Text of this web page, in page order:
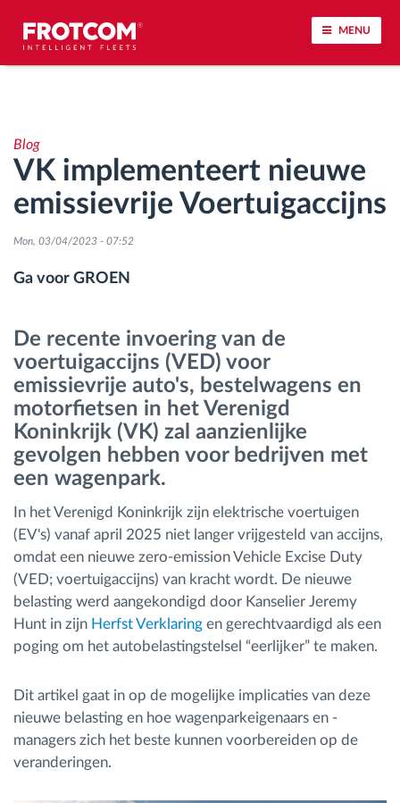
MENU
Rijgedrag analyse
Controle van rijtijden
Personeelsbeheer
Toegangsbeheer
Brandstofbeheer
Routeplanning en -monitoring
Ontdek alle functies
Hoe we de noden van elke vlootactiviteit
Besparingscalculator
Blog
VK implementeert nieuwe
emissievrije Voertuigaccijns
Mon, 03/04/2023 - 07:52
Ga voor GROEN
De recente invoering van de
voertuigaccijns (VED) voor
emissievrije auto's, bestelwagens en
motorfietsen in het Verenigd
Koninkrijk (VK) zal aanzienlijke
gevolgen hebben voor bedrijven met
een wagenpark.
In het Verenigd Koninkrijk zijn elektrische voertuigen
(EV's) vanaf april 2025 niet langer vrijgesteld van accijns,
omdat een nieuwe zero-emission Vehicle Excise Duty
(VED; voertuigaccijns) van kracht wordt. De nieuwe
belasting werd aangekondigd door Kanselier Jeremy
Hunt in zijn Herfst Verklaring en gerechtvaardigd als een
poging om het autobelastingstelsel “eerlijker” te maken.
Dit artikel gaat in op de mogelijke implicaties van deze
nieuwe belasting en hoe wagenparkeigenaars en -
managers zich het beste kunnen voorbereiden op de
veranderingen.